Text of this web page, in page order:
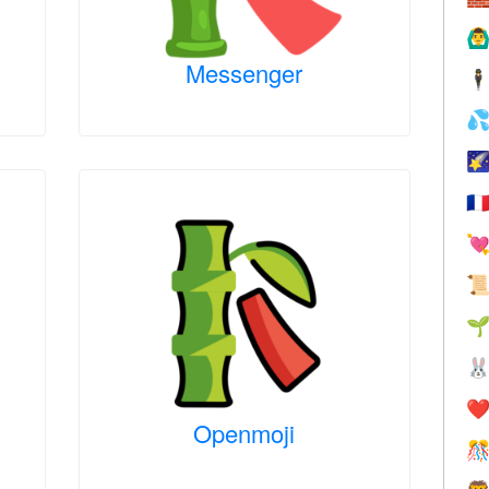
Messenger
Openmoji
🙆‍♂️
🕴️
💦
🌠
🇫🇷
💘
📜
🌱
🐰
❤️️
🎊